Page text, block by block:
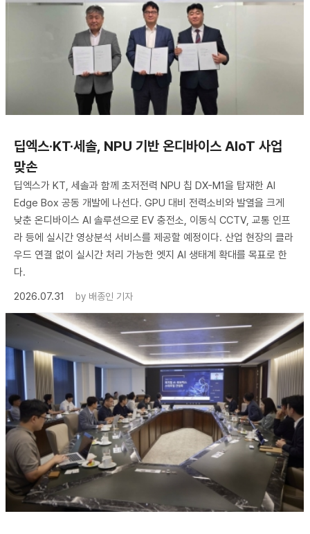
딥엑스·KT·세솔, NPU 기반 온디바이스 AIoT 사업
맞손
딥엑스가 KT, 세솔과 함께 초저전력 NPU 칩 DX-M1을 탑재한 AI
Edge Box 공동 개발에 나선다. GPU 대비 전력소비와 발열을 크게
낮춘 온디바이스 AI 솔루션으로 EV 충전소, 이동식 CCTV, 교통 인프
라 등에 실시간 영상분석 서비스를 제공할 예정이다. 산업 현장의 클라
우드 연결 없이 실시간 처리 가능한 엣지 AI 생태계 확대를 목표로 한
다.
2026.07.31
by 배종인 기자